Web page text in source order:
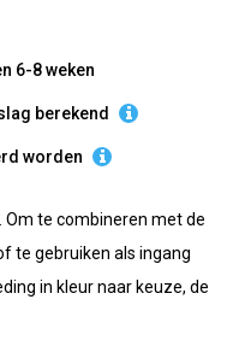
6-8 weken
berekend
worden
Om te combineren met de
te gebruiken als ingang
in kleur naar keuze, de